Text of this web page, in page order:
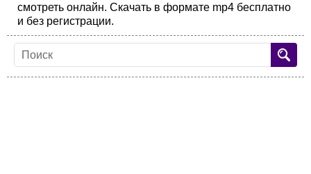
смотреть онлайн. Скачать в формате mp4 бесплатно
и без регистрации.